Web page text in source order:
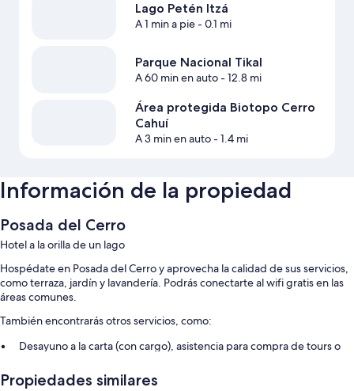
Lago Petén Itzá
A 1 min a pie- 0.1 mi
Parque Nacional Tikal
A 60 min en auto- 12.8 mi
Área protegida Biotopo Cerro
Cahuí
A 3 min en auto- 1.4 mi
Información de la propiedad
Posada del Cerro
Hotel a la orilla de un lago
Hospédate en Posada del Cerro y aprovecha la calidad de sus servicios,
como terraza, jardín y lavandería. Podrás conectarte al wifi gratis en las
áreas comunes.
También encontrarás otros servicios, como:
Desayuno a la carta (con cargo), asistencia para compra de tours o
Dispensador de agua y resguardo de equipaje
Propiedades similares